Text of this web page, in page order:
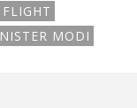
MODI